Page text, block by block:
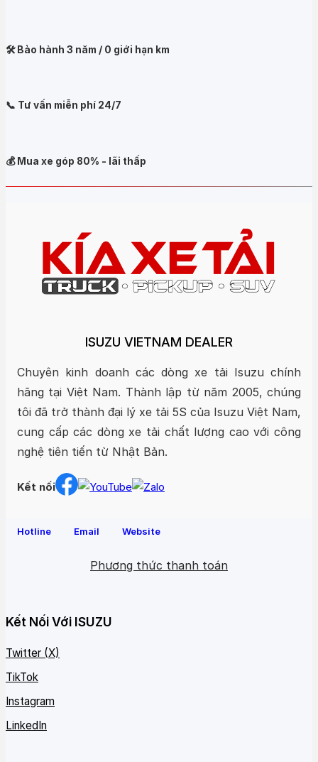
🛠️ Bảo hành 3 năm / 0 giới hạn km
📞 Tư vấn miễn phí 24/7
💰 Mua xe góp 80% - lãi thấp
ISUZU VIETNAM DEALER
Chuyên kinh doanh các dòng xe tải Isuzu chính
hãng tại Việt Nam. Thành lập từ năm 2005, chúng
tôi đã trở thành đại lý xe tải 5S của Isuzu Việt Nam,
cung cấp các dòng xe tải chất lượng cao với công
nghệ tiên tiến từ Nhật Bản.
Kết nối
Hotline Email Website
Phương thức thanh toán
Kết Nối Với ISUZU
Twitter (X)
TikTok
Instagram
LinkedIn